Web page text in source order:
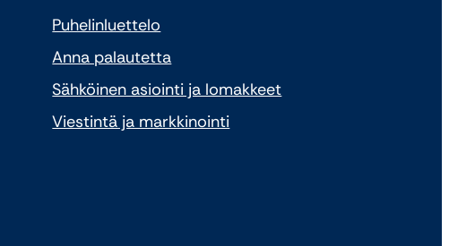
Puhelinluettelo
Anna palautetta
Sähköinen asiointi ja lomakkeet
Viestintä ja markkinointi